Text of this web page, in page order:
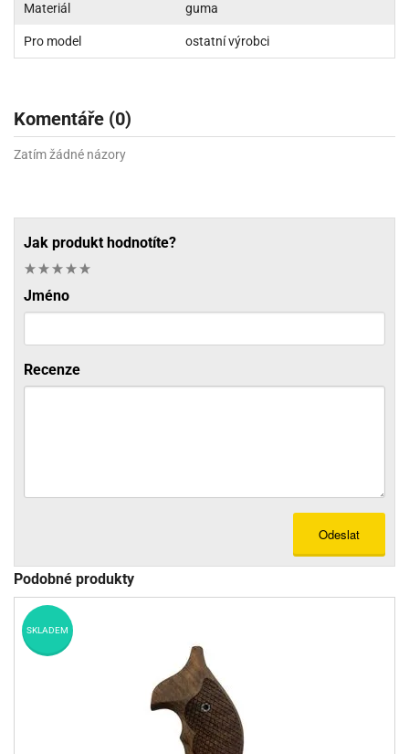
Materiál guma
Pro model ostatní výrobci
Komentáře (0)
Zatím žádné názory
Jak produkt hodnotíte?
Jméno
Recenze
Odeslat
Podobné produkty
SKLADEM